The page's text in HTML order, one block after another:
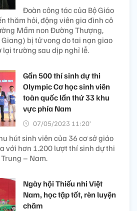
Đoàn công tác của Bộ Giáo
thăm hỏi, động viên gia đình cô
Mầm non Đường Thượng,
bị tử vong do tai nạn giao
trường sau dịp nghỉ lễ.
Gần 500 thí sinh dự thi
Olympic Cơ học sinh viên
toàn quốc lần thứ 33 khu
vực phía Nam
07/05/2023 11:20’
hút sinh viên của 36 cơ sở giáo
với hơn 1.200 lượt thí sinh dự thi
– Nam.
Ngày hội Thiếu nhi Việt
Nam, học tập tốt, rèn luyện
chăm